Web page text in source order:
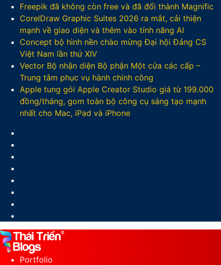
Freepik đã không còn free và đã đổi thành Magnific
CorelDraw Graphic Suites 2026 ra mắt, cải thiện
mạnh về giao diện và thêm vào tính năng AI
Concept bộ hình nền chào mừng Đại hội Đảng CS
Việt Nam lần thứ XIV
Vector Bộ nhận diện Bộ phận Một cửa các cấp –
Trung tâm phục vụ hành chính công
Apple tung gói Apple Creator Studio giá từ 199.000
đồng/tháng, gom toàn bộ công cụ sáng tạo mạnh
nhất cho Mac, iPad và iPhone
Portfolio